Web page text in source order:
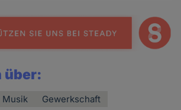
über:
Musik Gewerkschaft